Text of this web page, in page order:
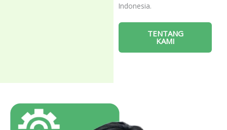
Indonesia.
TENTANG
KAMI